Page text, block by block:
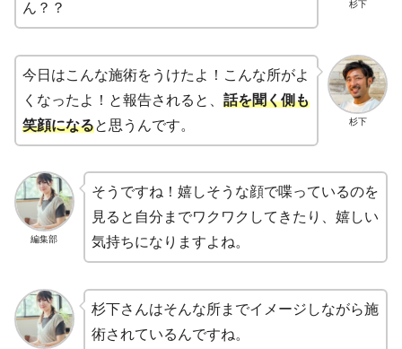
杉下
ん？？
杉下
今日はこんな施術をうけたよ！こんな所がよ
くなったよ！と報告されると、 話を聞く側も
笑顔になると思うんです。
編集部
そうですね！嬉しそうな顔で喋っているのを
見ると自分までワクワクしてきたり、嬉しい
気持ちになりますよね。
杉下さんはそんな所までイメージしながら施
術されているんですね。